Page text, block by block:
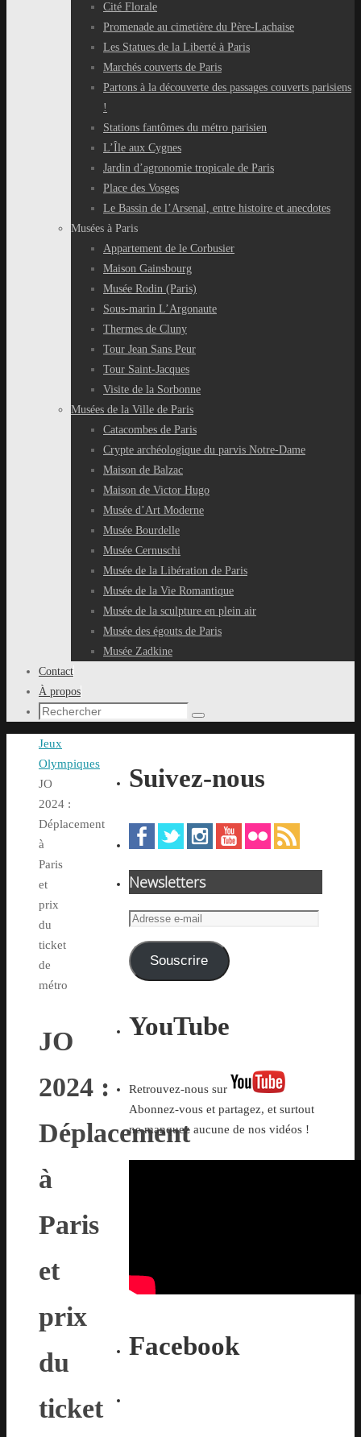
Cité Florale
Promenade au cimetière du Père-Lachaise
Les Statues de la Liberté à Paris
Marchés couverts de Paris
Partons à la découverte des passages couverts parisiens
!
Stations fantômes du métro parisien
L’Île aux Cygnes
Jardin d’agronomie tropicale de Paris
Place des Vosges
Le Bassin de l’Arsenal, entre histoire et anecdotes
Musées à Paris
Appartement de le Corbusier
Maison Gainsbourg
Musée Rodin (Paris)
Sous-marin L’Argonaute
Thermes de Cluny
Tour Jean Sans Peur
Tour Saint-Jacques
Visite de la Sorbonne
Musées de la Ville de Paris
Catacombes de Paris
Crypte archéologique du parvis Notre-Dame
Maison de Balzac
Maison de Victor Hugo
Musée d’Art Moderne
Musée Bourdelle
Musée Cernuschi
Musée de la Libération de Paris
Musée de la Vie Romantique
Musée de la sculpture en plein air
Musée des égouts de Paris
Musée Zadkine
Contact
À propos
Recherche
:
Rechercher
Accueil
Jeux
Olympiques
JO
2024 :
Déplacement
à
Paris
et
prix
du
ticket
de
métro
JO
2024 :
Déplacement
à
Paris
et
prix
du
ticket
Suivez-nous
Newsletters
Adresse
mail Souscrire
YouTube
Retrouvez-nous sur
Abonnez-vous et partagez, et surtout
ne manquez aucune de nos vidéos !
Facebook